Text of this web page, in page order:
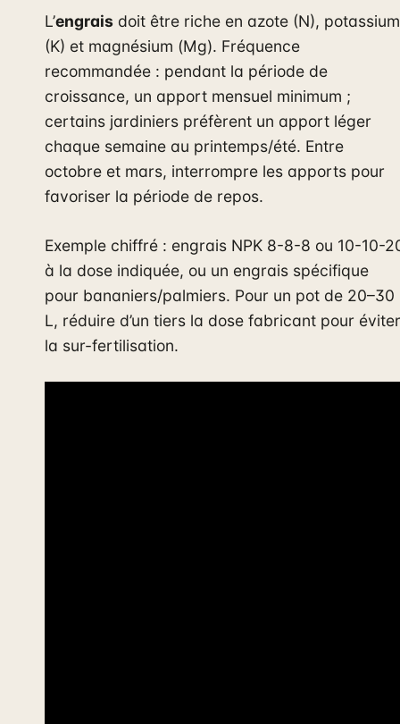
L’engrais doit être riche en azote (N), potassium
(K) et magnésium (Mg). Fréquence
recommandée : pendant la période de
croissance, un apport mensuel minimum ;
certains jardiniers préfèrent un apport léger
chaque semaine au printemps/été. Entre
octobre et mars, interrompre les apports pour
favoriser la période de repos.
Exemple chiffré : engrais NPK 8-8-8 ou 10-10-
à la dose indiquée, ou un engrais spécifique
pour bananiers/palmiers. Pour un pot de 20–30
L, réduire d’un tiers la dose fabricant pour éviter
la sur-fertilisation.